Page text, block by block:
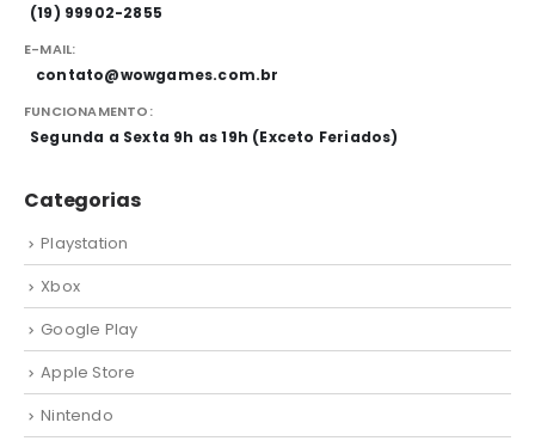
(19) 99902-2855
E-MAIL:
contato@wowgames.com.br
FUNCIONAMENTO:
Segunda a Sexta 9h as 19h (Exceto Feriados)
Categorias
Playstation
Xbox
Google Play
Apple Store
Nintendo